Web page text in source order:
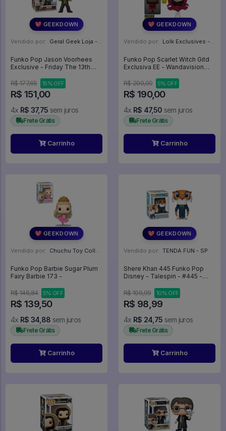
💖 GEEKDOWN
Vendido por: Geral Geek Loja - SP
Funko Pop Jason Voorhees
Exclusive - Friday The 13th
R$ 177,65
15% OFF
R$ 151,00
4x R$ 37,75 sem juros
Frete Grátis
Carrinho
💖 GEEKDOWN
Vendido por: Lolk Exclusives - SP
Funko Pop Scarlet Witch Gitd
Exclusiva EE - Wandavision
R$ 200,00
5% OFF
R$ 190,00
4x R$ 47,50 sem juros
Frete Grátis
Carrinho
💖 GEEKDOWN
Vendido por: Chuchu Toy Collection - SP
Funko Pop Barbie Sugar Plum
Fairy Barbie 173 -
R$ 146,84 5% OFF
R$ 139,50
4x R$ 34,88 sem juros
Frete Grátis
Carrinho
💖 GEEKDOWN
Vendido por: TENDA FUN - SP
Shere Khan 445 Funko Pop
Disney - Talespin - #445 -
POP #445
R$ 109,99 10% OFF
R$ 98,99
4x R$ 24,75 sem juros
Frete Grátis
Carrinho